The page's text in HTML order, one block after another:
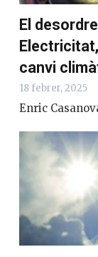
El
canvi
18 febrer, 2025
Enric